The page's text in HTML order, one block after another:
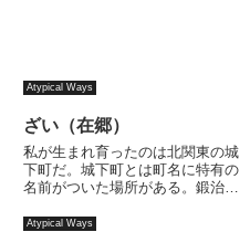
Atypical Ways
ざい（在郷）
私が生まれ育ったのは北関東の城
下町だ。城下町とは町名に特有の
名前がついた場所がある。鍛治
街、下街など。
Atypical Ways